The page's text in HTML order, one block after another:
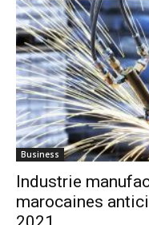
Business
Industrie
marocaines